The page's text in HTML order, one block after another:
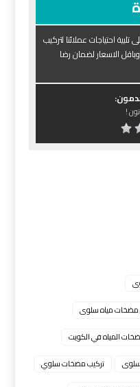
احتياجات عملائنا لتركيب
الاسعار لضمان رضا
!
مياه سلوى
المياه في الكويت
ﺗرﻛﻳب ﻣﺿﺧﺎت ﺳﻠوي